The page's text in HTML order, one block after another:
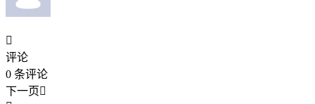

评论
0 条评论
下一页